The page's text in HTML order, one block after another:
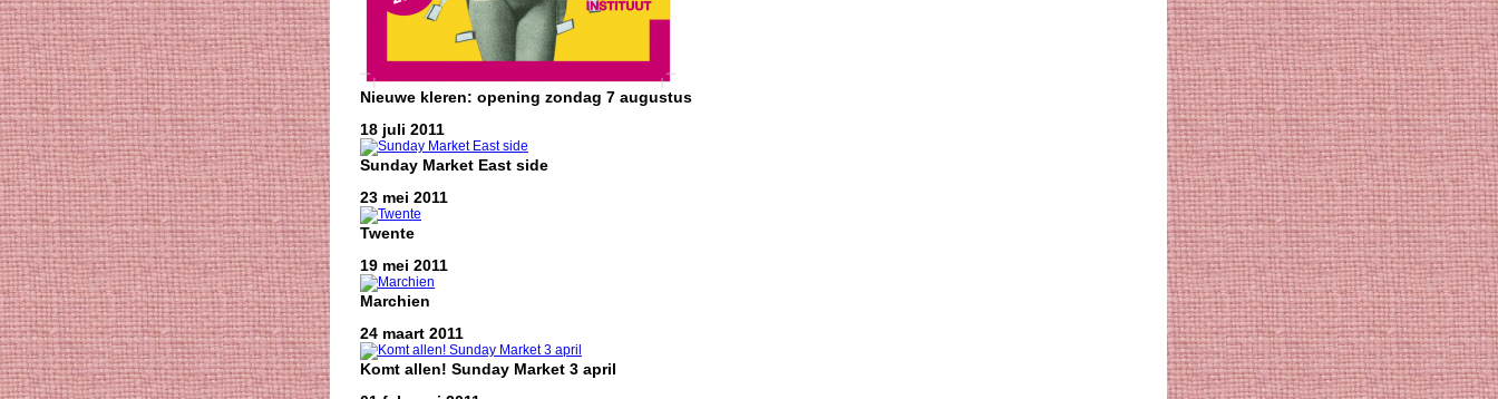
Nieuwe kleren: opening zondag 7 augustus
18 juli 2011
Sunday Market East side
23 mei 2011
Twente
19 mei 2011
Marchien
24 maart 2011
Komt allen! Sunday Market 3 april